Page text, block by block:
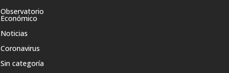
Observatorio
Económico
Noticias
Coronavirus
Sin categoría